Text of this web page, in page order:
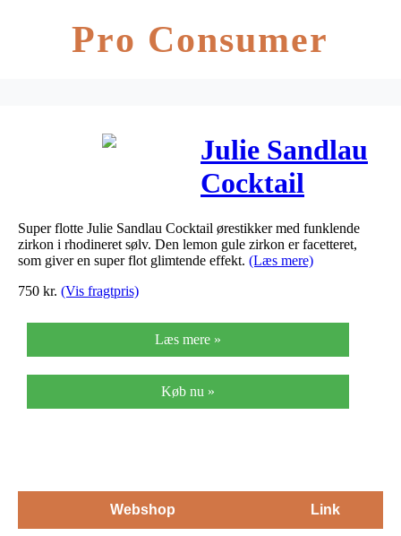
Pro Consumer
Julie Sandlau
Cocktail
ørestikker i
sølv med gul
Super flotte Julie Sandlau Cocktail ørestikker med funklende
zirkon i rhodineret sølv. Den lemon gule zirkon er facetteret,
som giver en super flot glimtende effekt. (Læs mere)
750 kr. (Vis fragtpris)
Læs mere »
Køb nu »
Webshop Link